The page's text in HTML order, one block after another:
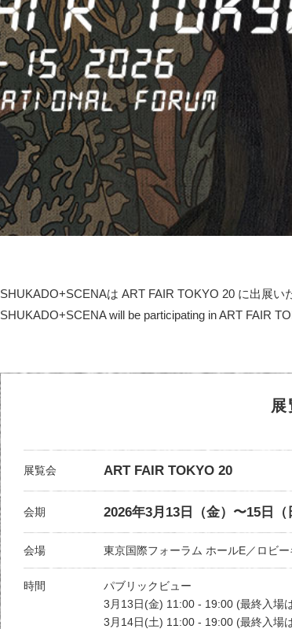
絵画骨董買取プロ
GALLERY SCENA
浮世絵ぎゃらりい秋
SHUKADO+SCENAは ART FAIR TOKYO 20 に出展い
SHUKADO+SCENA will be participating in ART FAIR
展
展覧会 ART FAIR TOKYO 20
会期 2026年3月13日（金）〜15日（
会場 東京国際フォーラム ホールE／ロビ
時間
パブリックビュー
3⽉13⽇(⾦) 11:00 - 19:00 (最終入場
3⽉14⽇(⼟) 11:00 - 19:00 (最終入場